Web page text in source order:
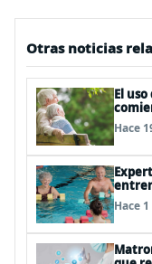
Otras noticias
El
Hace
para
Hace